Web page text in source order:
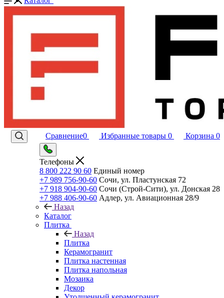
Сравнение0 Избранные товары 0 Корзина 0
Телефоны
8 800 222 90 60 Единый номер
+7 989 756-90-60 Сочи, ул. Пластунская 72
+7 918 904-90-60 Сочи (Строй-Сити), ул. Донская 28
+7 988 406-90-60 Адлер, ул. Авиационная 28/9
Назад
Каталог
Плитка
Назад
Плитка
Керамогранит
Плитка настенная
Плитка напольная
Мозаика
Декор